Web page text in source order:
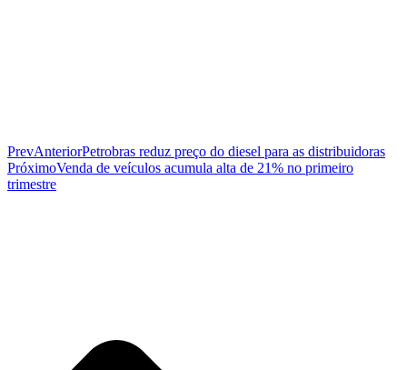
PrevAnteriorPetrobras reduz preço do diesel para as distribuidoras
PróximoVenda de veículos acumula alta de 21% no primeiro
trimestre